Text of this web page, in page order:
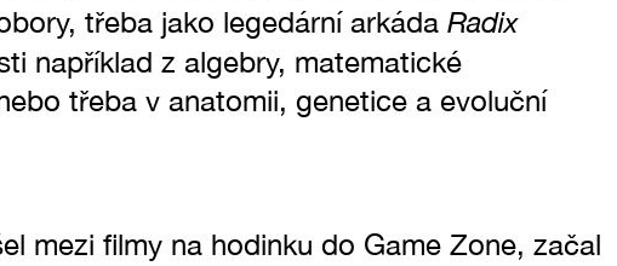
třeba jako legedární arkáda Radix
například z algebry, matematické
třeba v anatomii, genetice a evoluční
mezi filmy na hodinku do Game Zone, začal